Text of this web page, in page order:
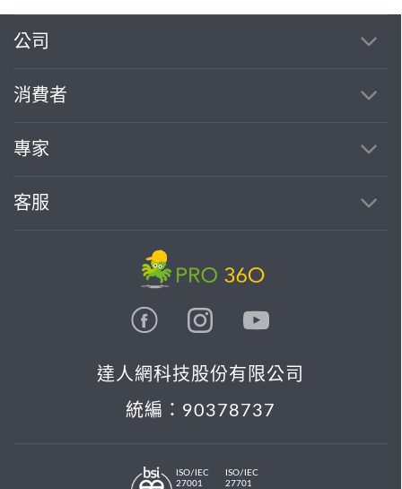
公司
消費者
專家
客服
達人網科技股份有限公司
統編：90378737
ISO/IEC
27001
ISO/IEC
27701